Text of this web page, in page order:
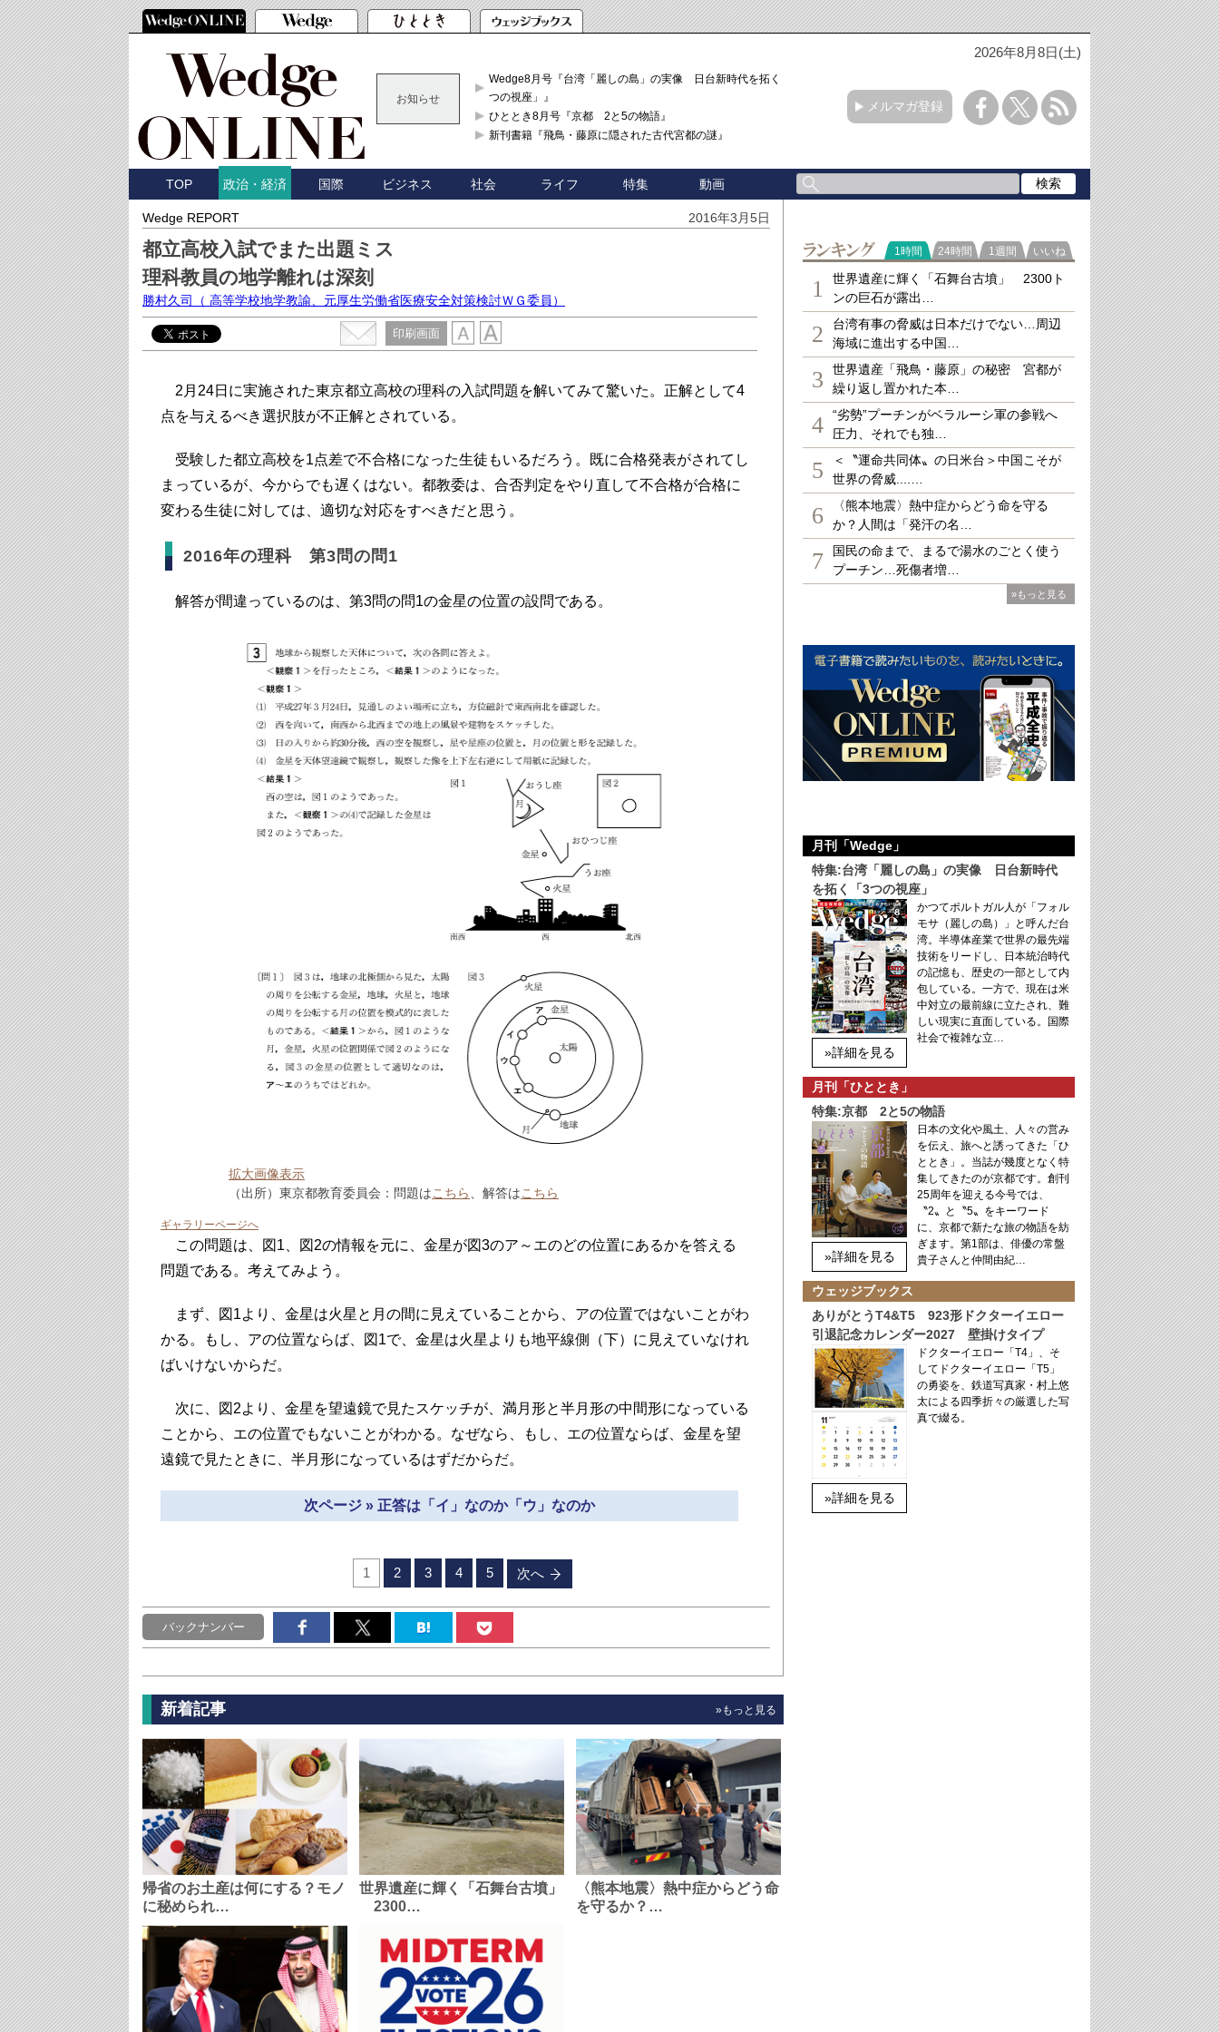
2026年8月8日(土)
お知らせ
Wedge8月号『台湾「麗しの島」の実像 日台新時代を拓く「3
つの視座」』
ひととき8月号『京都 2と5の物語』
新刊書籍『飛鳥・藤原に隠された古代宮都の謎』
メルマガ登録
TOP 政治・経済 国際 ビジネス 社会 ライフ 特集 動画
Wedge REPORT 2016年3月5日
都立高校入試でまた出題ミス
理科教員の地学離れは深刻
勝村久司 （ 高等学校地学教諭、元厚生労働省医療安全対策検討ＷＧ委員）
印刷画面
2月24日に実施された東京都立高校の理科の入試問題を解いてみて驚いた。正解として4
点を与えるべき選択肢が不正解とされている。
受験した都立高校を1点差で不合格になった生徒もいるだろう。既に合格発表がされてし
まっているが、今からでも遅くはない。都教委は、合否判定をやり直して不合格が合格に
変わる生徒に対しては、適切な対応をすべきだと思う。
2016年の理科 第3問の問1
解答が間違っているのは、第3問の問1の金星の位置の設問である。
拡大画像表示
（出所）東京都教育委員会：問題はこちら 、解答はこちら
ギャラリーページへ
この問題は、図1、図2の情報を元に、金星が図3のア～エのどの位置にあるかを答える
問題である。考えてみよう。
まず、図1より、金星は火星と月の間に見えていることから、アの位置ではないことがわ
かる。もし、アの位置ならば、図1で、金星は火星よりも地平線側（下）に見えていなけれ
ばいけないからだ。
次に、図2より、金星を望遠鏡で見たスケッチが、満月形と半月形の中間形になっている
ことから、エの位置でもないことがわかる。なぜなら、もし、エの位置ならば、金星を望
遠鏡で見たときに、半月形になっているはずだからだ。
次ページ » 正答は「イ」なのか「ウ」なのか
1 2 3 4 5 次へ
バックナンバー
新着記事 »もっと見る
帰省のお土産は何にする？モノ
に秘められ…
世界遺産に輝く「石舞台古墳」
2300…
〈熊本地震〉熱中症からどう命
を守るか？…
ランキング
1時間 24時間 1週間 いいね
1
世界遺産に輝く「石舞台古墳」 2300ト
ンの巨石が露出…
2
台湾有事の脅威は日本だけでない…周辺
海域に進出する中国…
3
世界遺産「飛鳥・藤原」の秘密 宮都が
繰り返し置かれた本…
4
“劣勢”プーチンがベラルーシ軍の参戦へ
圧力、それでも独…
5
＜〝運命共同体〟の日米台＞中国こそが
世界の脅威....…
6
〈熊本地震〉熱中症からどう命を守る
か？人間は「発汗の名…
7
国民の命まで、まるで湯水のごとく使う
プーチン…死傷者増…
»もっと見る
月刊「Wedge」
特集:台湾「麗しの島」の実像 日台新時代
を拓く「3つの視座」
»詳細を見る
かつてポルトガル人が「フォル
モサ（麗しの島）」と呼んだ台
湾。半導体産業で世界の最先端
技術をリードし、日本統治時代
の記憶も、歴史の一部として内
包している。一方で、現在は米
中対立の最前線に立たされ、難
しい現実に直面している。国際
社会で複雑な立…
月刊「ひととき」
特集:京都 2と5の物語
»詳細を見る
日本の文化や風土、人々の営み
を伝え、旅へと誘ってきた「ひ
ととき」。当誌が幾度となく特
集してきたのが京都です。創刊
25周年を迎える今号では、
〝2〟と〝5〟をキーワード
に、京都で新たな旅の物語を紡
ぎます。第1部は、俳優の常盤
貴子さんと仲間由紀…
ウェッジブックス
ありがとうT4&T5 923形ドクターイエロー
引退記念カレンダー2027 壁掛けタイプ
»詳細を見る
ドクターイエロー「T4」、そ
してドクターイエロー「T5」
の勇姿を、鉄道写真家・村上悠
太による四季折々の厳選した写
真で綴る。